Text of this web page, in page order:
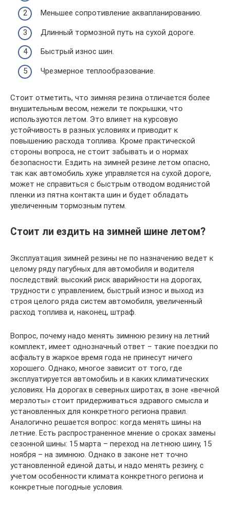
Меньшее сопротивление аквапланированию.
Длинный тормозной путь на сухой дороге.
Быстрый износ шин.
Чрезмерное теплообразование.
Стоит отметить, что зимняя резина отличается более
внушительным весом, нежели те покрышки, что
используются летом. Это влияет на курсовую
устойчивость в разных условиях и приводит к
повышению расхода топлива. Кроме практической
стороны вопроса, не стоит забывать и о нормах
безопасности. Ездить на зимней резине летом опасно,
так как автомобиль хуже управляется на сухой дороге,
может не справиться с быстрым отводом водянистой
пленки из пятна контакта шин и будет обладать
увеличенным тормозным путем.
Стоит ли ездить на зимней шине летом?
Эксплуатация зимней резины не по назначению ведет к
целому ряду пагубных для автомобиля и водителя
последствий: высокий риск аварийности на дорогах,
трудности с управлением, быстрый износ и выход из
строя целого ряда систем автомобиля, увеличенный
расход топлива и, наконец, штраф.
Вопрос, почему надо менять зимнюю резину на летний
комплект, имеет однозначный ответ – такие поездки по
асфальту в жаркое время года не принесут ничего
хорошего. Однако, многое зависит от того, где
эксплуатируется автомобиль и в каких климатических
условиях. На дорогах в северных широтах, в зоне «вечной
мерзлоты» стоит придерживаться здравого смысла и
установленных для конкретного региона правил.
Аналогично решается вопрос: когда менять шины на
летние. Есть распространенное мнение о сроках замены
сезонной шины: 15 марта – переход на летнюю шину, 15
ноября – на зимнюю. Однако в законе нет точно
установленной единой даты, и надо менять резину, с
учетом особенности климата конкретного региона и
конкретные погодные условия.